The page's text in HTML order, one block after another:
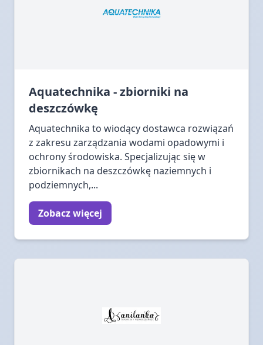
Aquatechnika - zbiorniki na
deszczówkę
Aquatechnika to wiodący dostawca rozwiązań
z zakresu zarządzania wodami opadowymi i
ochrony środowiska. Specjalizując się w
zbiornikach na deszczówkę naziemnych i
podziemnych,...
Zobacz więcej